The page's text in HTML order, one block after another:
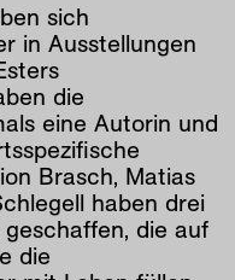
sich
in Ausstellungen
die
eine Autorin und
Brasch, Matias
haben drei
die auf
die